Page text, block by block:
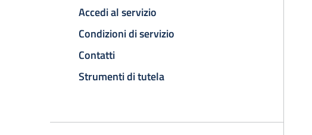
Accedi al servizio
Condizioni di servizio
Contatti
Strumenti di tutela